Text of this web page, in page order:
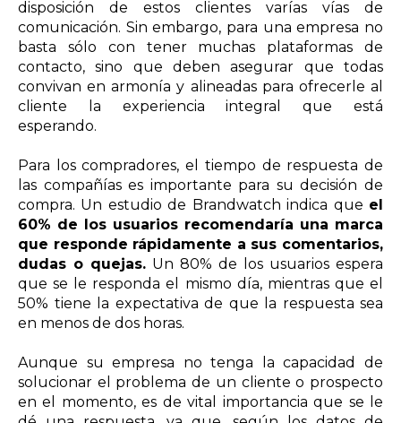
disposición de estos clientes varías vías de
comunicación. Sin embargo, para una empresa no
basta só lo con tener muchas plataformas de
contacto, sino que deben asegurar que todas
convivan en armonía y alineadas para ofrecerle al
cliente la experiencia integral que está
esperando.
Para los compradores, el tiempo de respuesta de
las compañías es importante para su decisión de
compra. Un estudio de Brandwatch indica que el
60% de los usuarios recomendaría una marca
que responde rápidamente a sus comentarios,
dudas o quejas. Un 80% de los usuarios espera
que se le responda el mismo día, mientras que el
50% tiene la expectativa de que la respuesta sea
en menos de dos horas.
Aunque su empresa no tenga la capacidad de
solucionar el problema de un cliente o prospecto
en el momento, es de vital importancia que se le